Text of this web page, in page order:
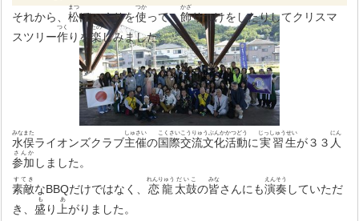
それから、松
まつ
ぼっくりを使
つか
って、飾
かざ
りつけをしたりしてクリスマ
スツリー作
つく
りを 楽
たの
しみました。
水俣
みなまた
ライオンズクラブ主催
しゅさい
の国際交流文化活動
こくさいこうりゅうぶんかかつどう
に実習生
じっしゅうせい
が３３ 人
にん
参加
さんか
しました。
素敵
すてき
なBBQだけではなく、 恋龍
れんりゅう
太鼓
だいこ
の皆
みな
さんにも演奏
えんそう
していただ
き、盛
も
り上
あ
がりました。